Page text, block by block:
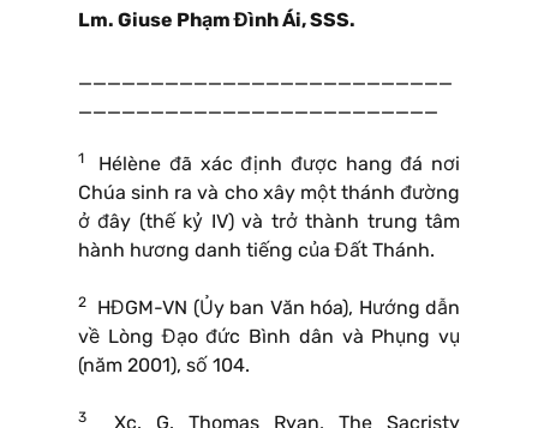
Lm. Giuse Phạm Đình Ái, SSS.
1
Hélène đã xác định được hang đá nơi
Chúa sinh ra và cho xây một thánh đường
ở đây (thế kỷ IV) và trở thành trung tâm
hành hương danh tiếng của Đất Thánh.
2
HĐGM-VN (Ủy ban Văn hóa), Hướng dẫn
về Lòng Đạo đức Bình dân và Phụng vụ
(năm 2001), số 104.
3
Xc. G. Thomas Ryan, The Sacristy